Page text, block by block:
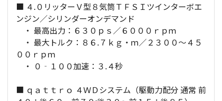
■ ４.０リッターＶ型８気筒ＴＦＳＩツインターボエ
ンジン／シリンダーオンデマンド
・ 最高出力：６３０ｐｓ／６０００ｒｐｍ
・ 最大トルク：８６.７ｋｇ・ｍ／２３００～４５
００ｒｐｍ
・ ０‐１００加速：３.４秒
■ ｑａｔｔｒｏ ４ＷＤシステム（駆動力配分 通常 前